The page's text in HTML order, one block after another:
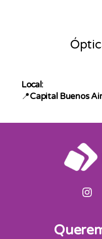
Local:
📍Capital Buenos